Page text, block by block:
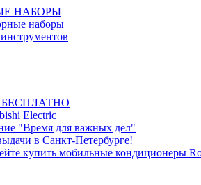
НАБОРЫ
наборы
БЕСПЛАТНО
Electric
"Время для важных дел"
в Санкт-Петербурге!
купить мобильные кондиционеры